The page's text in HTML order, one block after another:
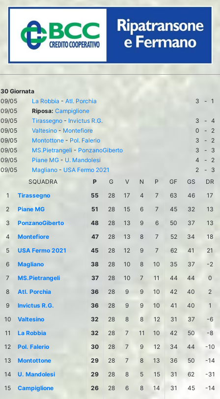
30 Giornata
09/05
La Robbia - Atl. Porchia 3 - 1
09/05
Riposa: Campiglione
09/05
Tirassegno - Invictus R.G. 3 - 4
09/05
Valtesino - Montefiore 0 -
2
09/05
Montottone - Pol. Falerio 3 -
2
09/05
MS.Pietrangeli - PonzanoGiberto 3 -
3
09/05
Piane MG - U. Mandolesi 4 -
2
09/05
Magliano - USA Fermo 2021 2 -
3
SQUADRA
P G V N P GF GS
DR
1
Tirassegno 55 28 17 4 7 63 46
17
2
Piane MG 51 28 15 6 7 45 32
13
3
PonzanoGiberto 48 28 13 9 6 50 37
13
4
Montefiore 47 28 13 8 7 52 34
18
5
USA Fermo 2021 45 28 12 9 7 62 41
21
6
Magliano 38 28 10 8 10 35 37
-2
7
MS.Pietrangeli 37 28 10 7 11 44 44
0
8
Atl. Porchia 36 28 9 9 10 42 40
2
9
Invictus R.G. 36 28 9 9 10 41 40
1
10
Valtesino 32 28 8 8 12 31 37
-6
11
La Robbia 32 28 7 11 10 42 50
-8
12
Pol. Falerio 30 28 7 9 12 34 44
-10
13
Montottone 29 28 7 8 13 36 50
-14
14
U. Mandolesi 29 28 8 5 15 31 62
-31
15
Campiglione 26 28 6 8 14 31 45
-14